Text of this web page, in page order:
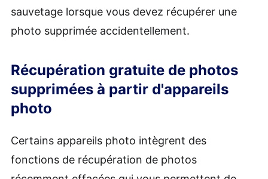
sauvetage lorsque vous devez récupérer une
photo supprimée accidentellement.
Récupération gratuite de photos
supprimées à partir d'appareils
photo
Certains appareils photo intègrent des
fonctions de récupération de photos